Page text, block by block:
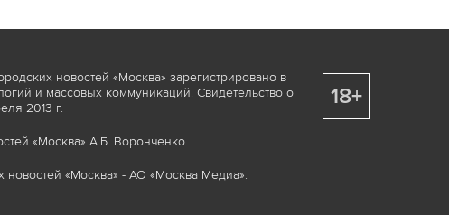
новостей «Москва» зарегистрировано в
и массовых коммуникаций. Свидетельство о
2013 г.
«Москва» А.Б. Воронченко.
новостей «Москва» - АО «Москва Медиа».
18+